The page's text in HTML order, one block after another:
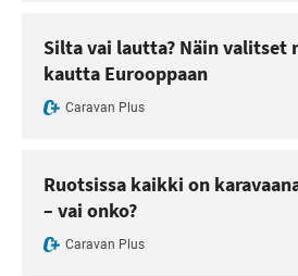
Silta vai lautta? Näin valitset
kautta Eurooppaan
Caravan Plus
Ruotsissa kaikki on
– vai onko?
Caravan Plus